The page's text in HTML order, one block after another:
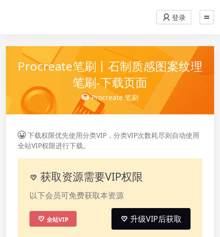
登录
Procreate笔刷丨石制质感图案纹理
笔刷-下载页面
Procreate 笔刷
下载权限优先使用分类VIP，分类VIP次数耗尽则自动使用
全站VIP权限进行下载。
获取资源需要VIP权限
以下会员可免费获取本资源
全站VIP 升级VIP后获取